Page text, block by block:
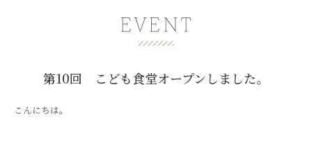
第10回 こども食堂オープンしました。
こんにちは。